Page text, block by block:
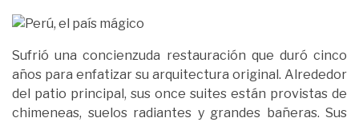
Sufrió una concienzuda restauración que duró cinco
años para enfatizar su arquitectura original. Alrededor
del patio principal, sus once suites están provistas de
chimeneas, suelos radiantes y grandes bañeras. Sus